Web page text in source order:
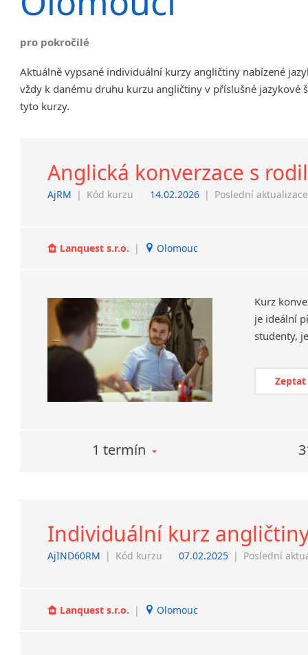
Chrudim
Klatovy
Kolín
Vysoká nad Labem
pro pokročilé
Aktuálně vypsané individuální kurzy angličtiny nabízené
vždy k danému druhu kurzu angličtiny v příslušné
tyto kurzy.
Anglická konverzace s
AjRM | Kód kurzu 14.02.2026 | Poslední aktualizace
Lanquest s.r.o. | Olomouc
Kurz
je ideální
Zeptat
1 termín
Individuální kurz
AjIND60RM | Kód kurzu 07.02.2025 | Poslední
Lanquest s.r.o. | Olomouc